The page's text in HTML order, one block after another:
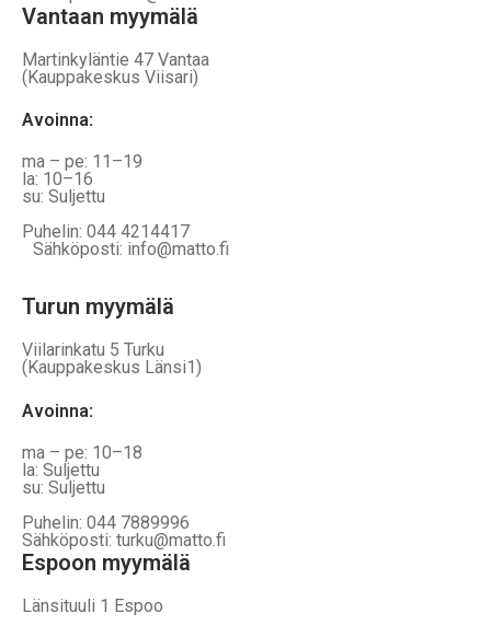
Vantaan myymälä
Martinkyläntie 47 Vantaa
(Kauppakeskus Viisari)
Avoinna:
ma – pe: 11–19
la: 10–16
su: Suljettu
Puhelin: 044 4214417
Sähköposti: info@matto.fi
Turun myymälä
Viilarinkatu 5 Turku
(Kauppakeskus Länsi1)
Avoinna:
ma – pe: 10–18
la: Suljettu
su: Suljettu
Puhelin: 044 7889996
Sähköposti: turku@matto.fi
Espoon myymälä
Länsituuli 1 Espoo